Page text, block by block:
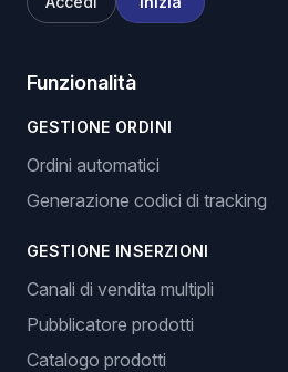
Funzionalità
GESTIONE ORDINI
Ordini automatici
Generazione codici di tracking
GESTIONE INSERZIONI
Canali di vendita multipli
Pubblicatore prodotti
Catalogo prodotti